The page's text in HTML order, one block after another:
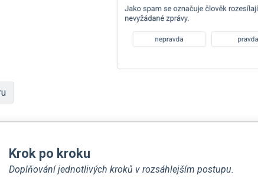
Krok po kroku
Doplňování jednotlivých kroků v rozsáhlejším postupu.